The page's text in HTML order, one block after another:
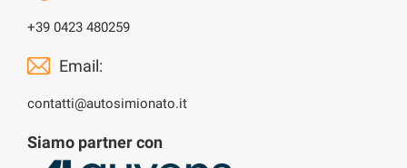
+39 0423 480259
Email:
contatti@autosimionato.it
Siamo partner con